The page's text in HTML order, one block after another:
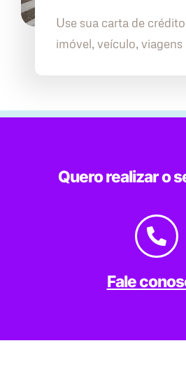
Use sua carta de
imóvel, veículo, viagens
Quero realizar o
Fale